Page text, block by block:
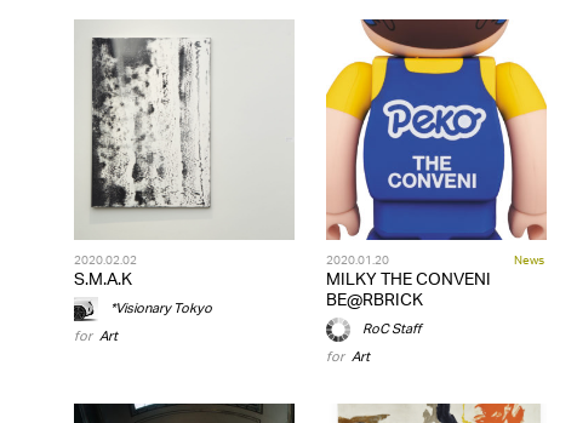
2020.02.02
S.M.A.K
*Visionary Tokyo
for Art
2020.01.20 News
MILKY THE CONVENI
BE@RBRICK
RoC Staff
for Art